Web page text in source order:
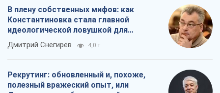
В плену собственных мифов: как
Константиновка стала главной
идеологической ловушкой для
российских оккупантов
Дмитрий Снегирев 4,0 т.
Рекрутинг: обновленный и, похоже,
полезный вражеский опыт, или